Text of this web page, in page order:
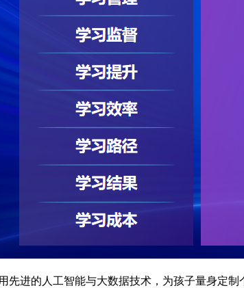
先进的人工智能与大数据技术，为孩子量身定